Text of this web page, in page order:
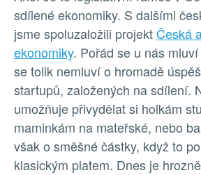
sdílené ekonomiky. S dalšími
jsme spoluzaložili projekt Česká
ekonomiky. Pořád se u nás
se tolik nemluví o hromadě
startupů, založených na sdílení.
umožňuje přivydělat si holkám
maminkám na mateřské, nebo
však o směšné částky, když to
klasickým platem. Dnes je